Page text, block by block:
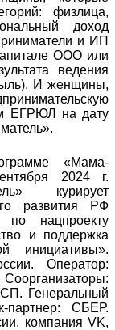
физлица,
доход
и ИП
ООО или
ведения
И женщины,
ЕГРЮЛ на дату
«Мама-
2024 г.
курирует
развития РФ
по нацпроекту
и поддержка
инициативы».
Оператор:
Генеральный
партнер: СБЕР.
компания VK,